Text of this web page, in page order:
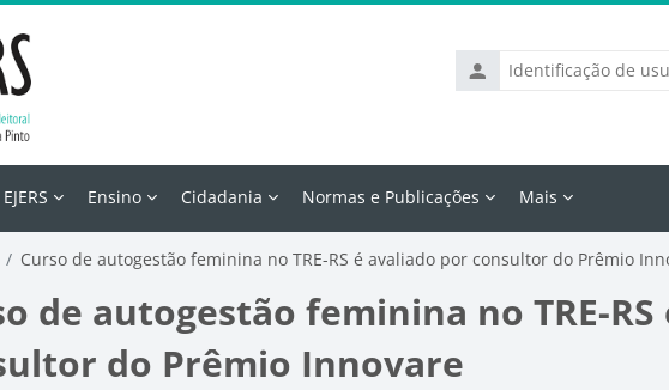
Identificação
de
Ensino Cidadania Normas e Publicações Mais
Curso de autogestão feminina no TRE-RS é avaliado por consultor do Prêmio
de autogestão feminina no TRE-
do Prêmio Innovare